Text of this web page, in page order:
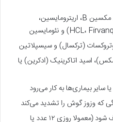
آنتی بیوتیک‌ها شامل پلی مکسین B، اریترومایسین،
(ترکسال) و سیسپلاتین
اسید اتاکرینیک (ادکرین) یا
سایر بیماری‌ها به کار می‌رود
که وزوز گوش را تشدید می‌کند
آسپرین اگر با دوز بالا مصرف شود (معمولا روزی ۱۲ عدد یا